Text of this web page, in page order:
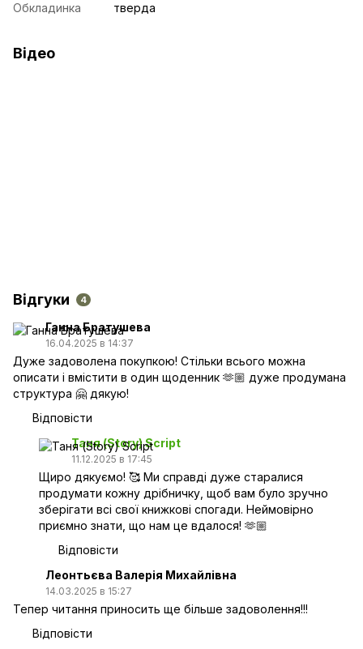
Обкладинка тверда
Відео
Відгуки 4
Ганна Братушева
16.04.2025 в 14:37
Дуже задоволена покупкою! Стільки всього можна
описати і вмістити в один щоденник 🫶🏼 дуже продумана
структура 🤗 дякую!
Відповісти
Таня (Story) Script
11.12.2025 в 17:45
Щиро дякуємо! 🥰 Ми справді дуже старалися
продумати кожну дрібничку, щоб вам було зручно
зберігати всі свої книжкові спогади. Неймовірно
приємно знати, що нам це вдалося! 🫶🏼
Відповісти
Леонтьєва Валерія Михайлівна
14.03.2025 в 15:27
Тепер читання приносить ще більше задоволення!!!
Відповісти